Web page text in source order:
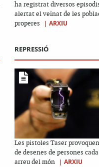
ha registrat diversos
alertat el veïnat de les
properes
| ARXIU
REPRESSIÓ
Les pistoles Taser
de desenes de persones
arreu del món
| ARXIU